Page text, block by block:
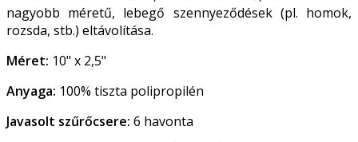
nagyobb méretű, lebegő szennyeződések (pl. homok,
rozsda, stb.) eltávolítása.
Méret: 10" x 2,5"
Anyaga: 100% tiszta polipropilén
Javasolt szűrőcsere: 6 havonta